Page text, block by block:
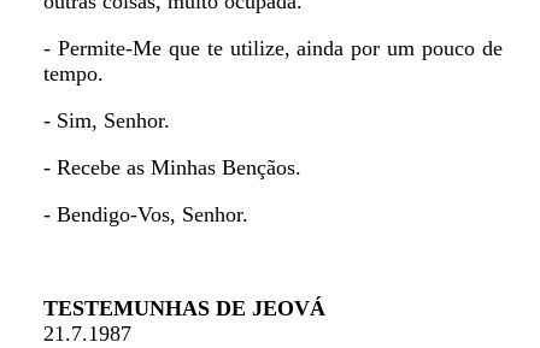
- Permite-Me que te utilize, ainda por um pouco de
tempo.
- Sim, Senhor.
- Recebe as Minhas Bençãos.
- Bendigo-Vos, Senhor.
TESTEMUNHAS DE JEOVÁ
21.7.1987